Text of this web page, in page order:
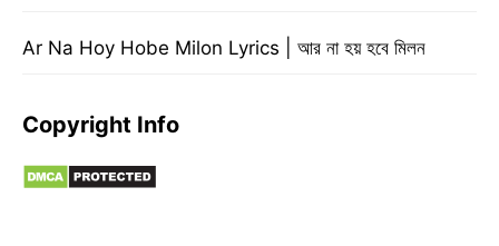
Ar Na Hoy Hobe Milon Lyrics | আর না হয় হবে মিলন
Copyright Info